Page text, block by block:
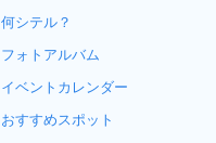
何シテル？
フォトアルバム
イベントカレンダー
おすすめスポット